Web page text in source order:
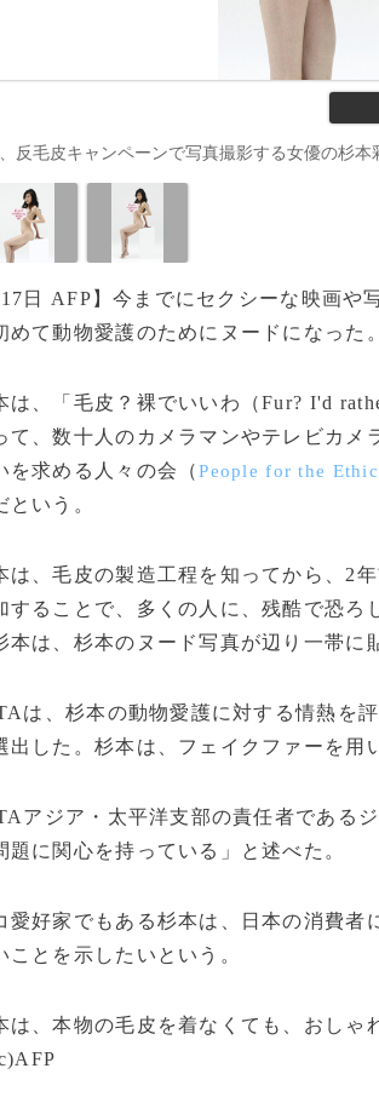
反毛皮キャンペーンで写真撮影する女優の杉
17日 AFP】今までにセクシーな映画
めて動物愛護のためにヌードになった。
、「毛皮？裸でいいわ（Fur? I'd
て、数十人のカメラマンやテレビカ
を求める人々の会（People for the
という。
、毛皮の製造工程を知ってから、2
することで、多くの人に、残酷で恐ろ
本は、杉本のヌード写真が辺り一帯に
は、杉本の動物愛護に対する情熱を
出した。杉本は、フェイクファーを用
アジア・太平洋支部の責任者である
題に関心を持っている」と述べた。
好家でもある杉本は、日本の消費者
ことを示したいという。
、本物の毛皮を着なくても、おしゃ